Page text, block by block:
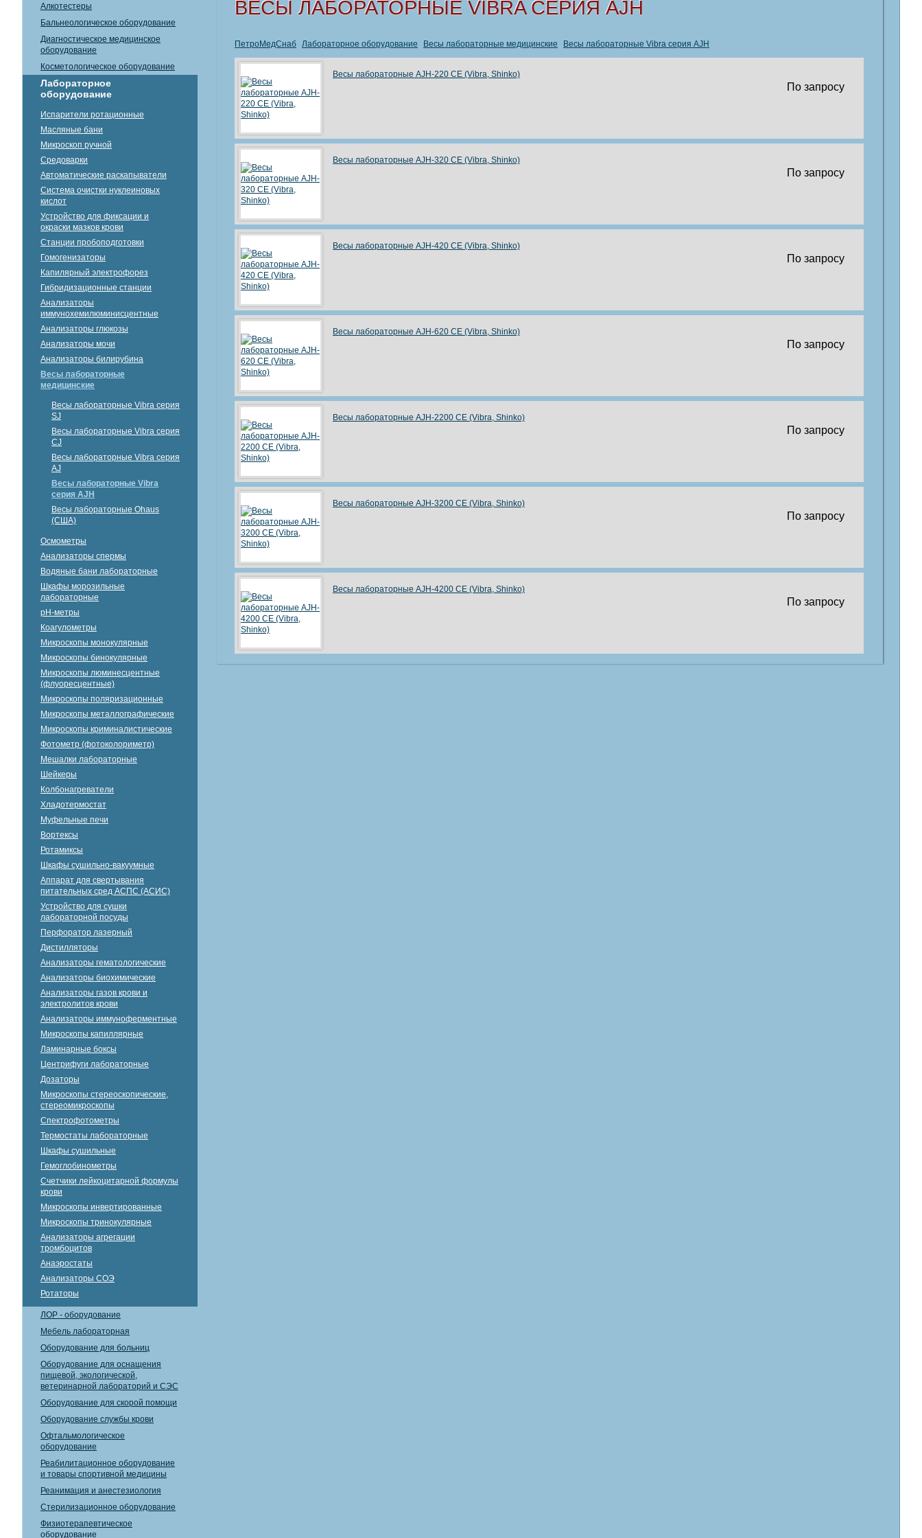
Алкотестеры
Бальнеологическое оборудование
Диагностическое медицинское
оборудование
Косметологическое оборудование
Лабораторное
оборудование
Испарители ротационные
Масляные бани
Микроскоп ручной
Средоварки
Автоматические раскапыватели
Система очистки нуклеиновых
кислот
Устройство для фиксации и
окраски мазков крови
Станции пробоподготовки
Гомогенизаторы
Капилярный электрофорез
Гибридизационные станции
Анализаторы
иммунохемилюминисцентные
Анализаторы глюкозы
Анализаторы мочи
Анализаторы билирубина
Весы лабораторные
медицинские
Весы лабораторные Vibra серия
SJ
Весы лабораторные Vibra серия
СJ
Весы лабораторные Vibra серия
AJ
Весы лабораторные Vibra
серия AJH
Весы лабораторные Ohaus
(США)
Осмометры
Анализаторы спермы
Водяные бани лабораторные
Шкафы морозильные
лабораторные
рН-метры
Коагулометры
Микроскопы монокулярные
Микроскопы бинокулярные
Микроскопы люминесцентные
(флуоресцентные)
Микроскопы поляризационные
Микроскопы металлографические
Микроскопы криминалистические
Фотометр (фотоколориметр)
Мешалки лабораторные
Шейкеры
Колбонагреватели
Хладотермостат
Муфельные печи
Вортексы
Ротамиксы
Шкафы сушильно-вакуумные
Аппарат для свертывания
питательных сред АСПС (АСИС)
Устройство для сушки
лабораторной посуды
Перфоратор лазерный
Дистилляторы
Анализаторы гематологические
Анализаторы биохимические
Анализаторы газов крови и
электролитов крови
Анализаторы иммуноферментные
Микроскопы капиллярные
Ламинарные боксы
Центрифуги лабораторные
Дозаторы
Микроскопы стереоскопические,
стереомикроскопы
Спектрофотометры
Термостаты лабораторные
Шкафы сушильные
Гемоглобинометры
Счетчики лейкоцитарной формулы
крови
Микроскопы инвертированные
Микроскопы тринокулярные
Анализаторы агрегации
тромбоцитов
Анаэростаты
Анализаторы СОЭ
Ротаторы
ЛОР - оборудование
Мебель лабораторная
Оборудование для больниц
Оборудование для оснащения
пищевой, экологической,
ветеринарной лабораторий и СЭС
Оборудование для скорой помощи
Оборудование службы крови
Офтальмологическое
оборудование
Реабилитационное оборудование
и товары спортивной медицины
Реанимация и анестезиология
Стерилизационное оборудование
Физиотерапевтическое
оборудование
ВЕСЫ ЛАБОРАТОРНЫЕ VIBRA СЕРИЯ AJH
ПетроМедСнаб Лабораторное оборудование Весы лабораторные медицинские Весы лабораторные Vibra серия AJH
По запросу
Весы лабораторные АJH-220 СЕ (Vibra, Shinko)
По запросу
Весы лабораторные АJH-320 СЕ (Vibra, Shinko)
По запросу
Весы лабораторные АJH-420 СЕ (Vibra, Shinko)
По запросу
Весы лабораторные АJH-620 СЕ (Vibra, Shinko)
По запросу
Весы лабораторные АJH-2200 СЕ (Vibra, Shinko)
По запросу
Весы лабораторные АJH-3200 СЕ (Vibra, Shinko)
По запросу
Весы лабораторные АJH-4200 СЕ (Vibra, Shinko)